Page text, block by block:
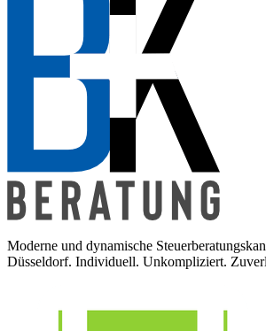
Moderne und dynamische
Düsseldorf. Individuell. Unkompliziert.